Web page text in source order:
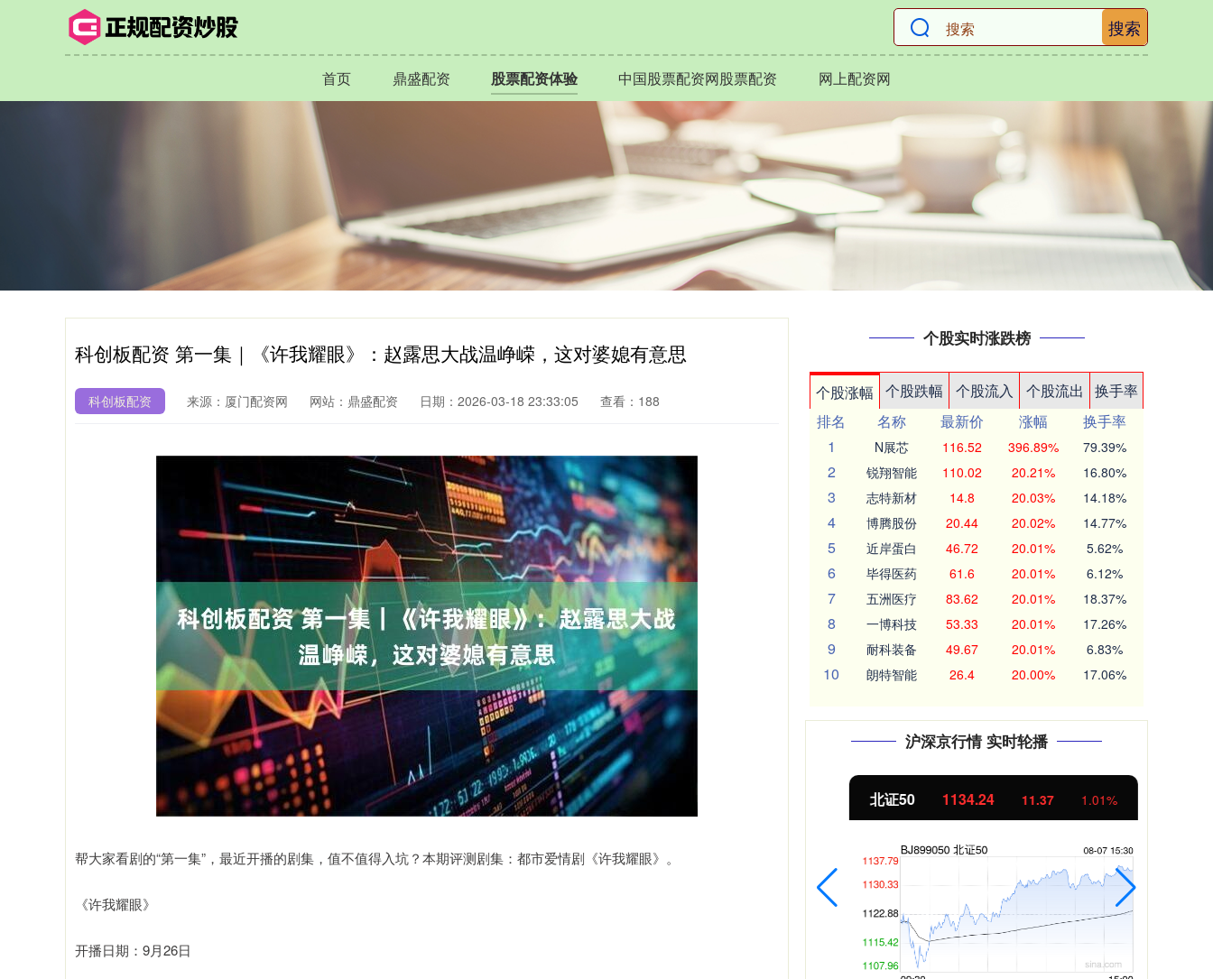
搜索
首页 鼎盛配资 股票配资体验 中国股票配资网股票配资 网上配资网
科创板配资 第一集｜《许我耀眼》：赵露思大战温峥嵘，这对婆媳有意思
科创板配资 来源：厦门配资网 网站：鼎盛配资 日期：2026-03-18 23:33:05 查看：188
帮大家看剧的“第一集”，最近开播的剧集，值不值得入坑？本期评测剧集：都市爱情剧《许我耀眼》。
《许我耀眼》
开播日期：9月26日
个股实时涨跌榜
个股涨幅 个股跌幅 个股流入 个股流出
换手率
排名
名称 最新价 涨幅
换手率
1
N展芯 116.52 396.89% 79.39%
2 锐翔智能 110.02 20.21% 16.80%
3 志特新材 14.8 20.03% 14.18%
4 博腾股份 20.44 20.02% 14.77%
5 近岸蛋白 46.72 20.01% 5.62%
6 毕得医药 61.6 20.01% 6.12%
7 五洲医疗 83.62 20.01% 18.37%
8 一博科技 53.33 20.01% 17.26%
9 耐科装备 49.67 20.01% 6.83%
10 朗特智能 26.4 20.00% 17.06%
沪深京行情 实时轮播
深证成指 14311.01 200.89 1.42% 沪深300 4694.44 43.13 北证50 1134.24 11.37 1.01%